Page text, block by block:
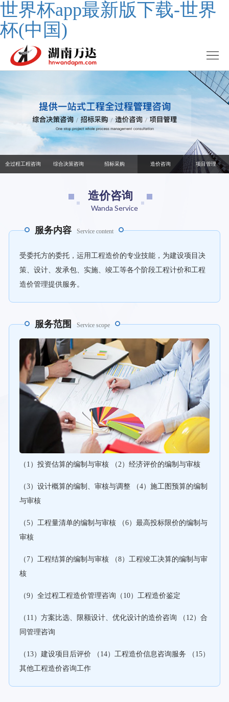
世界杯app最新版下载-世界
杯(中国)
全过程工程咨询 综合决策咨询 招标采购 造价咨询 项目管理
造价咨询
Wanda Service
服务内容 Service content
受委托方的委托，运用工程造价的专业技能，为建设项目决
策、设计、发承包、实施、竣工等各个阶段工程计价和工程
造价管理提供服务。
服务范围 Service scope
（1）投资估算的编制与审核 （2）经济评价的编制与审核
（3）设计概算的编制、审核与调整 （4）施工图预算的编制
与审核
（5）工程量清单的编制与审核 （6）最高投标限价的编制与
审核
（7）工程结算的编制与审核 （8）工程竣工决算的编制与审
核
（9）全过程工程造价管理咨询（10）工程造价鉴定
（11）方案比选、限额设计、优化设计的造价咨询 （12）合
同管理咨询
（13）建设项目后评价 （14）工程造价信息咨询服务 （15）
其他工程造价咨询工作